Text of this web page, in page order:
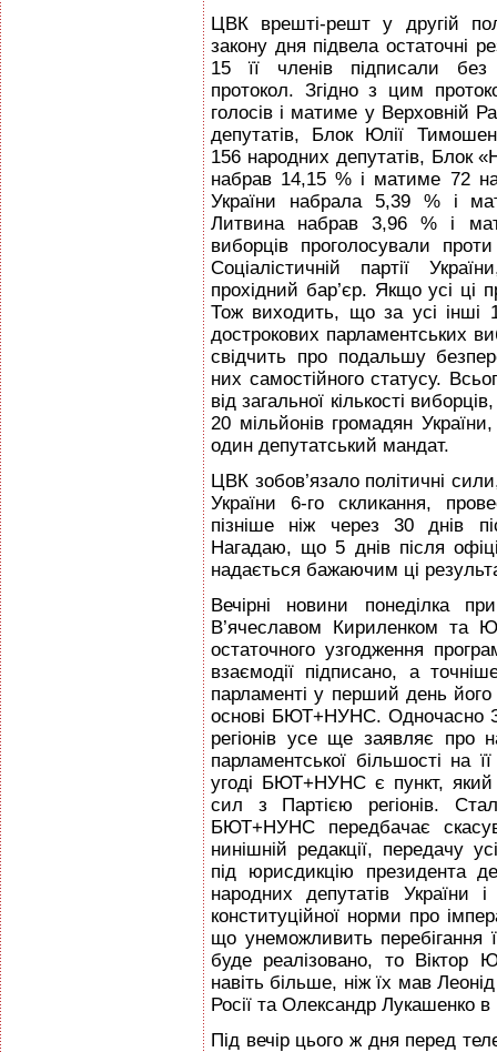
ЦВК врешті-решт у другій
закону дня підвела остаточні
15 її членів підписали без
протокол. Згідно з цим
голосів і матиме у Верховній
депутатів, Блок Юлії
156 народних депутатів, Блок
набрав 14,15 % і матиме 72
України набрала 5,39 % і
Литвина набрав 3,96 % і
виборців проголосували
Соціалістичній партії
прохідний бар’єр. Якщо усі ці
Тож виходить, що за усі інші
дострокових парламентських
свідчить про подальшу
них самостійного статусу.
від загальної кількості
20 мільйонів громадян
один депутатський мандат.
ЦВК зобов’язало політичні
України 6-го скликання,
пізніше ніж через 30 днів
Нагадаю, що 5 днів після
надається бажаючим ці
Вечірні новини понеділка
В’ячеславом Кириленком та
остаточного узгодження
взаємодії підписано, а
парламенті у перший день його
основі БЮТ+НУНС. Одночасно
регіонів усе ще заявляє про
парламентської більшості на
угоді БЮТ+НУНС є пункт, який
сил з Партією регіонів.
БЮТ+НУНС передбачає
нинішній редакції, передачу
під юрисдикцію президента
народних депутатів України
конституційної норми про
що унеможливить перебігання
буде реалізовано, то Віктор
навіть більше, ніж їх мав
Росії та Олександр Лукашенко в
Під вечір цього ж дня перед